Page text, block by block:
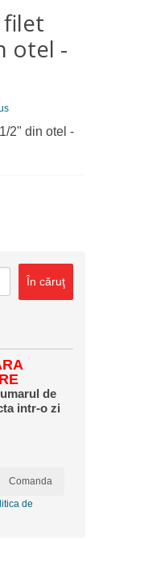
filet
otel -
2" din otel -
În căruţ
de
intr-o zi
Comanda
de